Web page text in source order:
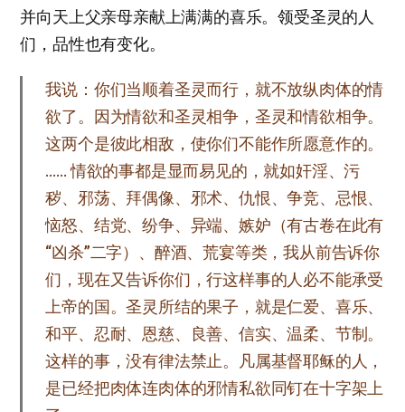
并向天上父亲母亲献上满满的喜乐。领受圣灵的人
们，品性也有变化。
我说：你们当顺着圣灵而行，就不放纵肉体的情
欲了。因为情欲和圣灵相争，圣灵和情欲相争。
这两个是彼此相敌，使你们不能作所愿意作的。
…… 情欲的事都是显而易见的，就如奸淫、污
秽、邪荡、拜偶像、邪术、仇恨、争竞、忌恨、
恼怒、结党、纷争、异端、嫉妒（有古卷在此有
“凶杀”二字）、醉酒、荒宴等类，我从前告诉你
们，现在又告诉你们，行这样事的人必不能承受
上帝的国。圣灵所结的果子，就是仁爱、喜乐、
和平、忍耐、恩慈、良善、信实、温柔、节制。
这样的事，没有律法禁止。凡属基督耶稣的人，
是已经把肉体连肉体的邪情私欲同钉在十字架上